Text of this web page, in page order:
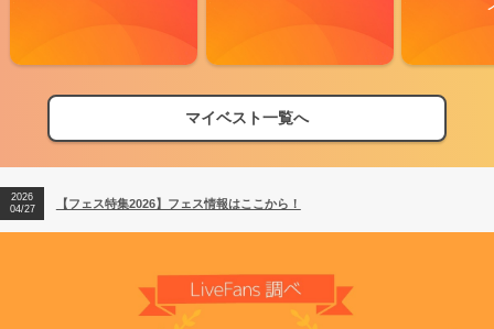
マイベスト一覧へ
【フェス特集2026】フェス情報はここから！
【ライブ動員ランキング】2026年上半期編発表！
2026
04/27
【フェス特集2026】フェス情報はここから！
2026